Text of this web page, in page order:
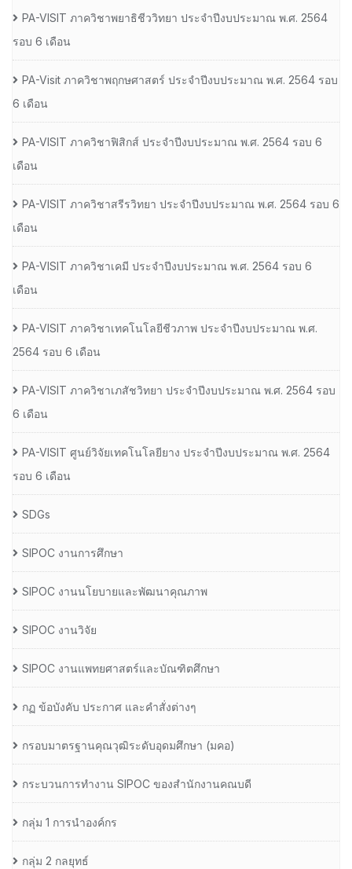
PA-VISIT ภาควิชาพยาธิชีววิทยา ประจำปีงบประมาณ พ.ศ. 2564
รอบ 6 เดือน
PA-Visit ภาควิชาพฤกษศาสตร์ ประจำปีงบประมาณ พ.ศ. 2564 รอบ
6 เดือน
PA-VISIT ภาควิชาฟิสิกส์ ประจำปีงบประมาณ พ.ศ. 2564 รอบ 6
เดือน
PA-VISIT ภาควิชาสรีรวิทยา ประจำปีงบประมาณ พ.ศ. 2564 รอบ 6
เดือน
PA-VISIT ภาควิชาเคมี ประจำปีงบประมาณ พ.ศ. 2564 รอบ 6
เดือน
PA-VISIT ภาควิชาเทคโนโลยีชีวภาพ ประจำปีงบประมาณ พ.ศ.
2564 รอบ 6 เดือน
PA-VISIT ภาควิชาเภสัชวิทยา ประจำปีงบประมาณ พ.ศ. 2564 รอบ
6 เดือน
PA-VISIT ศูนย์วิจัยเทคโนโลยียาง ประจำปีงบประมาณ พ.ศ. 2564
รอบ 6 เดือน
SDGs
SIPOC งานการศึกษา
SIPOC งานนโยบายและพัฒนาคุณภาพ
SIPOC งานวิจัย
SIPOC งานแพทยศาสตร์และบัณฑิตศึกษา
กฏ ข้อบังคับ ประกาศ และคำสั่งต่างๆ
กรอบมาตรฐานคุณวุฒิระดับอุดมศึกษา (มคอ)
กระบวนการทำงาน SIPOC ของสำนักงานคณบดี
กลุ่ม 1 การนำองค์กร
กลุ่ม 2 กลยุทธ์